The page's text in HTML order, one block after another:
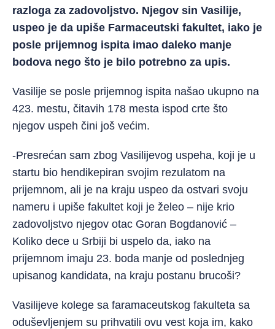
razloga za zadovoljstvo. Njegov sin Vasilije,
uspeo je da upiše Farmaceutski fakultet, iako je
posle prijemnog ispita imao daleko manje
bodova nego što je bilo potrebno za upis.
Vasilije se posle prijemnog ispita našao ukupno na
423. mestu, čitavih 178 mesta ispod crte što
njegov uspeh čini još većim.
-Presrećan sam zbog Vasilijevog uspeha, koji je u
startu bio hendikepiran svojim rezulatom na
prijemnom, ali je na kraju uspeo da ostvari svoju
nameru i upiše fakultet koji je želeo – nije krio
zadovoljstvo njegov otac Goran Bogdanović –
Koliko dece u Srbiji bi uspelo da, iako na
prijemnom imaju 23. boda manje od poslednjeg
upisanog kandidata, na kraju postanu brucoši?
Vasilijeve kolege sa faramaceutskog fakulteta sa
oduševljenjem su prihvatili ovu vest koja im, kako